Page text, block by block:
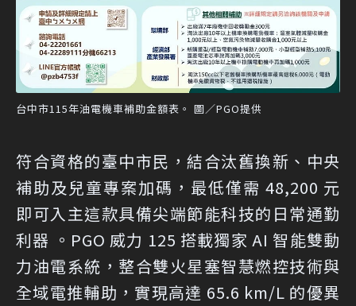
台中市115年油電機車補助金額表。 圖／PGO提供
符合資格的臺中市民，結合汰舊換新、中央
補助及兒童專案加碼，最低僅需 48,200 元
即可入主這款具備尖端節能科技的日常通勤
利器 。PGO 威力 125 搭載獨家 AI 智能雙動
力油電系統，整合雙火星塞智慧燃控技術與
全域電推輔助，實現高達 65.6 km/L 的優異